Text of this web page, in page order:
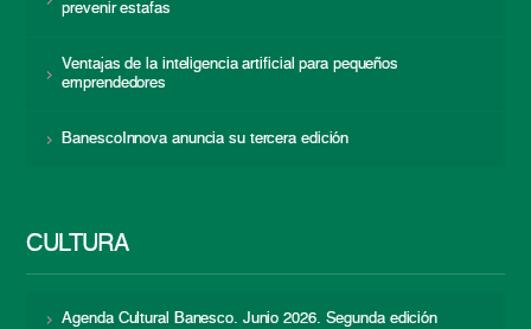
prevenir estafas
Ventajas de la inteligencia artificial para pequeños
emprendedores
BanescoInnova anuncia su tercera edición
CULTURA
Agenda Cultural Banesco. Junio 2026. Segunda edición